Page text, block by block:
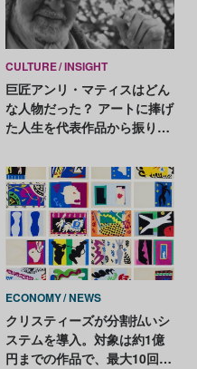
CULTURE INSIGHT
巨匠アンリ・マティスはどん
な人物だった？ アートに捧げ
た人生を代表作品から振り返
いアトリエ》から、晩年の切
り絵集《ジャズ》まで
ECONOMY NEWS
クリスティーズが分割払いシ
ステムを導入。対象は約1億
円までの作品で、最大10回払